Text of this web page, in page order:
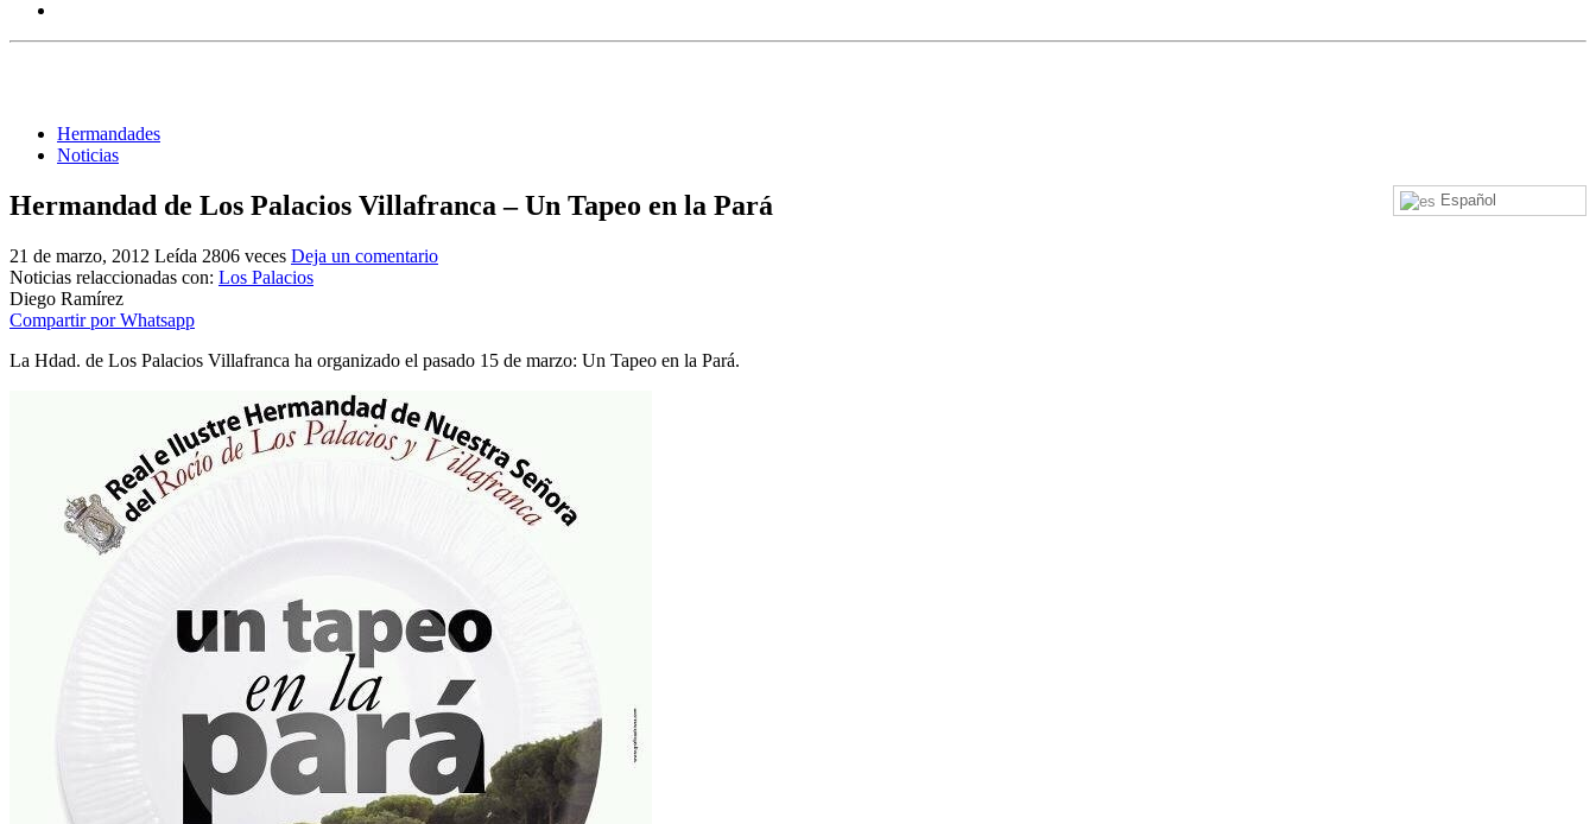
Hermandades
Noticias
Español
Hermandad de Los Palacios Villafranca – Un Tapeo en la Pará
21 de marzo, 2012 Leída 2806 veces Deja un comentario
Noticias relaccionadas con: Los Palacios
Diego Ramírez
Compartir por Whatsapp
La Hdad. de Los Palacios Villafranca ha organizado el pasado 15 de marzo: Un Tapeo en la Pará.